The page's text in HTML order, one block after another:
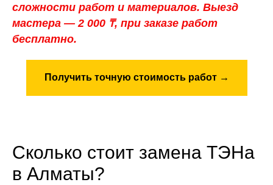
сложности работ и материалов. Выезд
мастера — 2 000 ₸, при заказе работ
бесплатно.
Получить точную стоимость работ →
Сколько стоит замена ТЭНа
в Алматы?